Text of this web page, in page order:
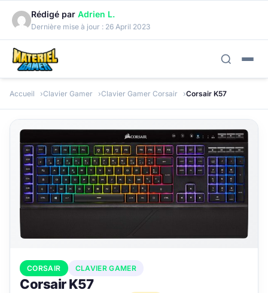
Rédigé par Adrien L.
Dernière mise à jour : 26 April 2023
Accueil Clavier Gamer Clavier Gamer Corsair Corsair K57
CORSAIR CLAVIER GAMER
Corsair K57